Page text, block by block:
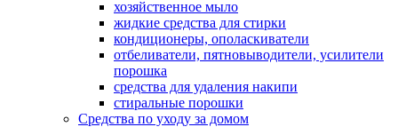
хозяйственное мыло
жидкие средства для стирки
кондиционеры, ополаскиватели
отбеливатели, пятновыводители, усилители
порошка
средства для удаления накипи
стиральные порошки
Средства по уходу за домом